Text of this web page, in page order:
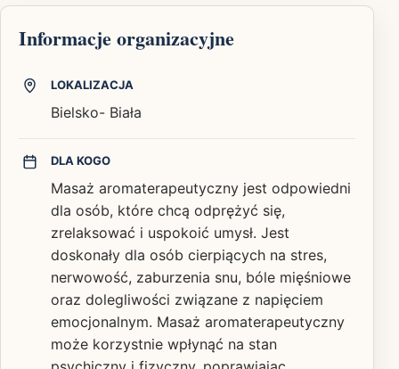
Informacje organizacyjne
LOKALIZACJA
Bielsko- Biała
DLA KOGO
Masaż aromaterapeutyczny jest odpowiedni
dla osób, które chcą odprężyć się,
zrelaksować i uspokoić umysł. Jest
doskonały dla osób cierpiących na stres,
nerwowość, zaburzenia snu, bóle mięśniowe
oraz dolegliwości związane z napięciem
emocjonalnym. Masaż aromaterapeutyczny
może korzystnie wpłynąć na stan